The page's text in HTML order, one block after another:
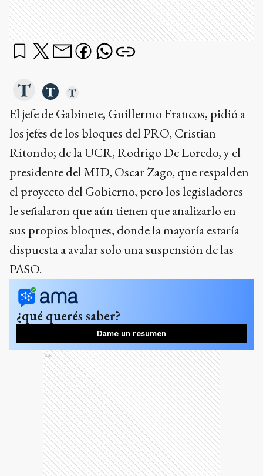
El jefe de Gabinete, Guillermo Francos, pidió a
los jefes de los bloques del PRO, Cristian
Ritondo; de la UCR, Rodrigo De Loredo, y el
presidente del MID, Oscar Zago, que respalden
el proyecto del Gobierno, pero los legisladores
le señalaron que aún tienen que analizarlo en
sus propios bloques, donde la mayoría estaría
dispuesta a avalar solo una suspensión de las
PASO.
¿qué querés saber?
Dame un resumen
Ads